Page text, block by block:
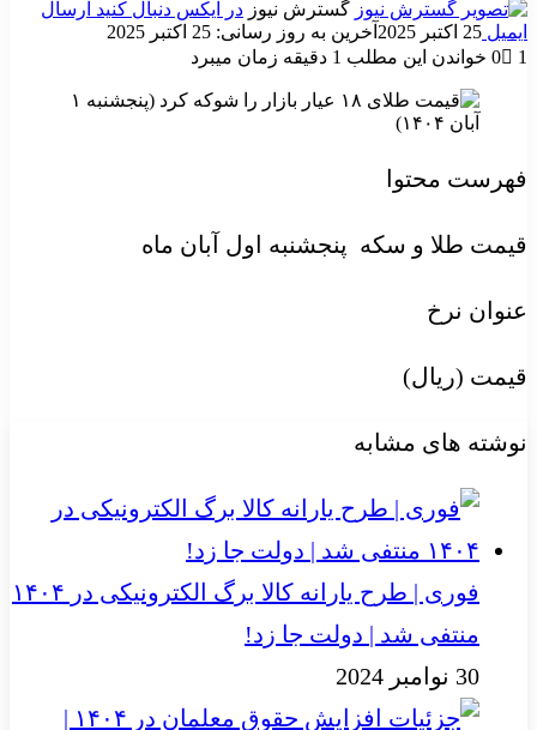
گسترش نیوز در ایکس دنبال کنید ارسال
ایمیل 25 اکتبر 2025
آخرین به روز رسانی: 25 اکتبر 2025
0
1 خواندن این مطلب 1 دقیقه زمان میبرد
فهرست محتوا
قیمت طلا و سکه پنجشنبه اول آبان ماه
عنوان نرخ
قیمت (ریال)
نوشته های مشابه
فوری | طرح یارانه کالا برگ الکترونیکی در ۱۴۰۴
منتفی شد | دولت جا زد!
30 نوامبر 2024